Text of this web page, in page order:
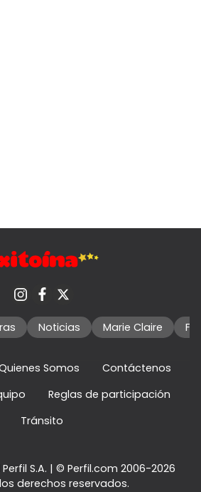
Noticias Marie Claire
Somos
Contáctenos
Reglas de participación
Tránsito
S.A. | © Perfil.com 2006-2026
derechos reservados.